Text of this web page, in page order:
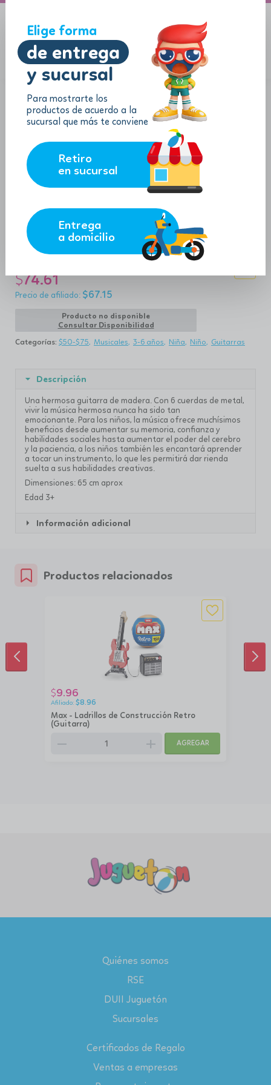
Elige forma
de entrega
y sucursal
Para mostrarte los
productos de acuerdo a la
sucursal que más te conviene
Retiro
en sucursal
Entrega
a domicilio
Guitarra tipo Acústica de Madera
$74.61
$67.15
Producto no disponible
Consultar Disponibilidad
Categorías: $50-$75 Musicales 3-6 años Niña Niño Guitarras
Descripción
Una hermosa guitarra de madera. Con 6 cuerdas de metal,
vivir la música hermosa nunca ha sido tan
emocionante. Para los niños, la música ofrece muchísimos
beneficios desde aumentar su memoria, confianza y
habilidades sociales hasta aumentar el poder del cerebro
y la paciencia, a los niños también les encantará aprender
a tocar un instrumento, lo que les permitirá dar rienda
suelta a sus habilidades creativas.
Dimensiones: 65 cm aprox
Edad 3+
Información adicional
Productos relacionados
Max - Ladrillos de Construcción Retro
(Guitarra)
$9.96
$8.96
remove add AGREGAR
ANTERIOR
Quiénes somos
RSE
DUII Juguetón
Sucursales
Certificados de Regalo
Ventas a empresas